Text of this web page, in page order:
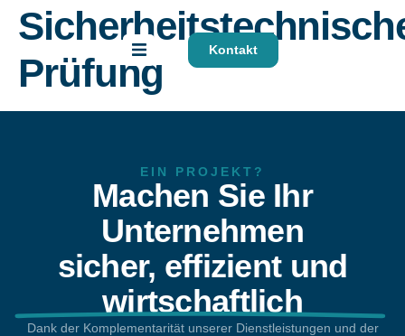
Kontakt
Prüfung
EIN PROJEKT?
Machen Sie Ihr
Unternehmen
sicher, effizient und
wirtschaftlich
Dank der Komplementarität unserer Dienstleistungen und der